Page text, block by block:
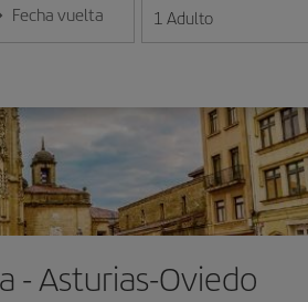
día/mes/año
Fecha vuelta
la fecha en formato día/mes/año
1 Adulto
- Asturias-Oviedo